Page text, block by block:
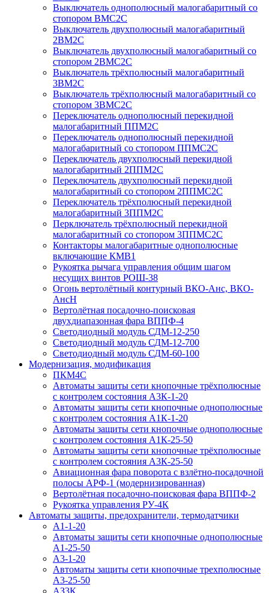
Выключатель однополюсный малогабаритный со
стопором ВМС2С
Выключатель двухполюсный малогабаритный
2ВМ2С
Выключатель двухполюсный малогабаритный со
стопором 2ВМС2С
Выключатель трёхполюсный малогабаритный
3ВМ2С
Выключатель трёхполюсный малогабаритный со
стопором 3ВМС2С
Переключатель однополюсный перекидной
малогабаритный ППМ2С
Переключатель однополюсный перекидной
малогабаритный со стопором ППМС2С
Переключатель двухполюсный перекидной
малогабаритный 2ППМ2С
Переключатель двухполюсный перекидной
малогабаритный со стопором 2ППМС2С
Переключатель трёхполюсный перекидной
малогабаритный 3ППМ2С
Перключатель трёхполюсный перекидной
малогабаритный со стопором 3ППМС2С
Контакторы малогабаритные однополюсные
включающие КМВ1
Рукоятка рычага управления общим шагом
несущих винтов РОШ-38
Огонь вертолётный контурный ВКО-Анс, ВКО-
АнсН
Вертолётная посадочно-поисковая
двухдиапазонная фара ВППФ-4
Светодиодный модуль СДМ-12-250
Светодиодный модуль СДМ-12-700
Светодиодный модуль СДМ-60-100
Модернизация, модификация
ПКМ4С
Автоматы защиты сети кнопочные трёхполюсные
с контролем состояния А3К-1-20
Автоматы защиты сети кнопочные однополюсные
с контролем состояния А1К-1-20
Автоматы защиты сети кнопочные однополюсные
с контролем состояния А1К-25-50
Автоматы защиты сети кнопочные трёхполюсные
с контролем состояния А3К-25-50
Авиационная фара поворота с взлётно-посадочной
полосы АРФ-1 (модернизированная)
Вертолётная посадочно-поисковая фара ВППФ-2
Рукоятка управления РУ-4К
Автоматы защиты, предохранители, термодатчики
А1-1-20
Автоматы защиты сети кнопочные однополюсные
А1-25-50
А3-1-20
Автоматы защиты сети кнопочные трехполюсные
А3-25-50
АЗ3К